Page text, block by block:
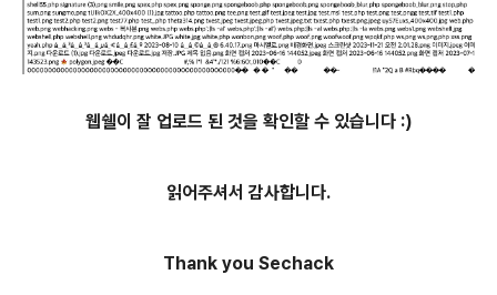
웹쉘이 잘 업로드 된 것을 확인할 수 있습니다 :)
읽어주셔서 감사합니다.
Thank you Sechack